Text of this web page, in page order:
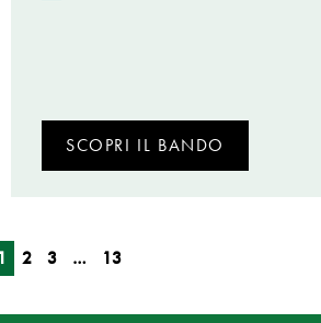
SCOPRI IL BANDO
2 3 … 13